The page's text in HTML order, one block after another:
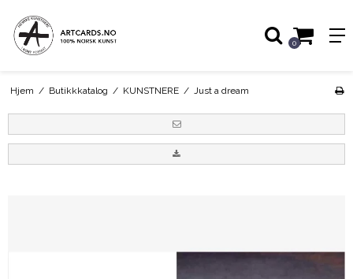
0
Hjem / Butikkkatalog / KUNSTNERE / Just a dream